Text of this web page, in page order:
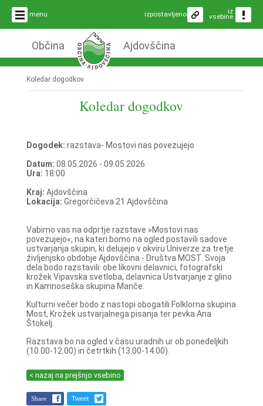
menu iz
vsebine
izpostavljeno
Občina Ajdovščina
Koledar dogodkov
Koledar dogodkov
Dogodek: razstava- Mostovi nas povezujejo
Datum: 08.05.2026 - 09.05.2026
Ura: 18:00
Kraj: Ajdovščina
Lokacija: Gregorčičeva 21 Ajdovščina
Vabimo vas na odprtje razstave »Mostovi nas
povezujejo«, na kateri bomo na ogled postavili sadove
ustvarjanja skupin, ki delujejo v okviru Univerze za tretje
življenjsko obdobje Ajdovščina - Društva MOST. Svoja
dela bodo razstavili: obe likovni delavnici, fotografski
krožek Vipavska svetloba, delavnica Ustvarjanje z glino
in Kamnoseška skupina Manče.
Kulturni večer bodo z nastopi obogatili Folklorna skupina
Most, Krožek ustvarjalnega pisanja ter pevka Ana
Štokelj.
Razstava bo na ogled v času uradnih ur ob ponedeljkih
(10.00-12.00) in četrtkih (13.00-14.00).
< nazaj na prejšnjo vsebino
Share Tweet